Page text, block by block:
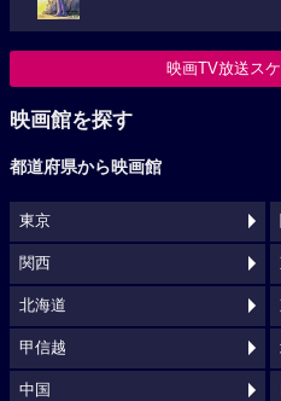
映画TV放送ス
映画館を探す
都道府県から映画館
東京
関西
北海道
甲信越
中国